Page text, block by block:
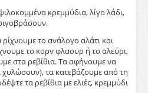
κρεμμύδια, λίγο λάδι,
ρίχνουμε το ανάλογο αλάτι και
το κορν φλαουρ ή το αλεύρι,
στα ρεβίθια. Τα αφήνουμε να
χυλώσουν), τα κατεβάζουμε από τη
τα ρεβίθια με ελιές, κρεμμύδι